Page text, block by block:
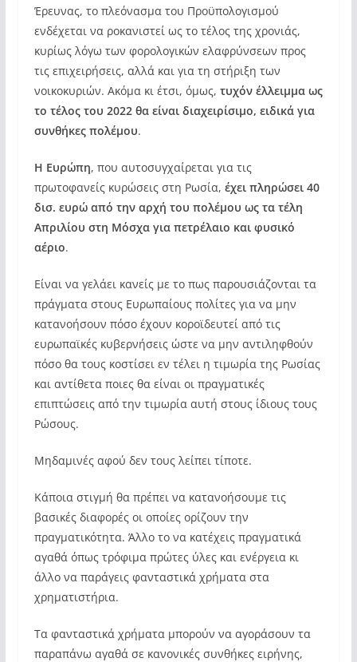
Έρευνας, το πλεόνασμα του Προϋπολογισμού
ενδέχεται να ροκανιστεί ως το τέλος της χρονιάς,
κυρίως λόγω των φορολογικών ελαφρύνσεων προς
τις επιχειρήσεις, αλλά και για τη στήριξη των
νοικοκυριών. Ακόμα κι έτσι, όμως, τυχόν έλλειμμα ως
το τέλος του 2022 θα είναι διαχειρίσιμο, ειδικά για
συνθήκες πολέμου.
Η Ευρώπη, που αυτοσυγχαίρεται για τις
πρωτοφανείς κυρώσεις στη Ρωσία, έχει πληρώσει 40
δισ. ευρώ από την αρχή του πολέμου ως τα τέλη
Απριλίου στη Μόσχα για πετρέλαιο και φυσικό
αέριο.
Είναι να γελάει κανείς με το πως παρουσιάζονται τα
πράγματα στους Ευρωπαίους πολίτες για να μην
κατανοήσουν πόσο έχουν κοροϊδευτεί από τις
ευρωπαϊκές κυβερνήσεις ώστε να μην αντιληφθούν
πόσο θα τους κοστίσει εν τέλει η τιμωρία της Ρωσίας
και αντίθετα ποιες θα είναι οι πραγματικές
επιπτώσεις από την τιμωρία αυτή στους ίδιους τους
Ρώσους.
Μηδαμινές αφού δεν τους λείπει τίποτε.
Κάποια στιγμή θα πρέπει να κατανοήσουμε τις
βασικές διαφορές οι οποίες ορίζουν την
πραγματικότητα. Άλλο το να κατέχεις πραγματικά
αγαθά όπως τρόφιμα πρώτες ύλες και ενέργεια κι
άλλο να παράγεις φανταστικά χρήματα στα
χρηματιστήρια.
Τα φανταστικά χρήματα μπορούν να αγοράσουν τα
παραπάνω αγαθά σε κανονικές συνθήκες ειρήνης,